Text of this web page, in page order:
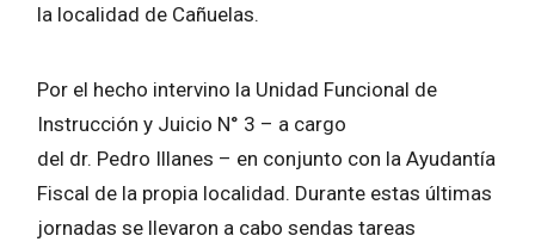
la localidad de Cañuelas.
Por el hecho intervino la Unidad Funcional de
Instrucción y Juicio N° 3 – a cargo
del dr. Pedro Illanes – en conjunto con la Ayudantía
Fiscal de la propia localidad. Durante estas últimas
jornadas se llevaron a cabo sendas tareas